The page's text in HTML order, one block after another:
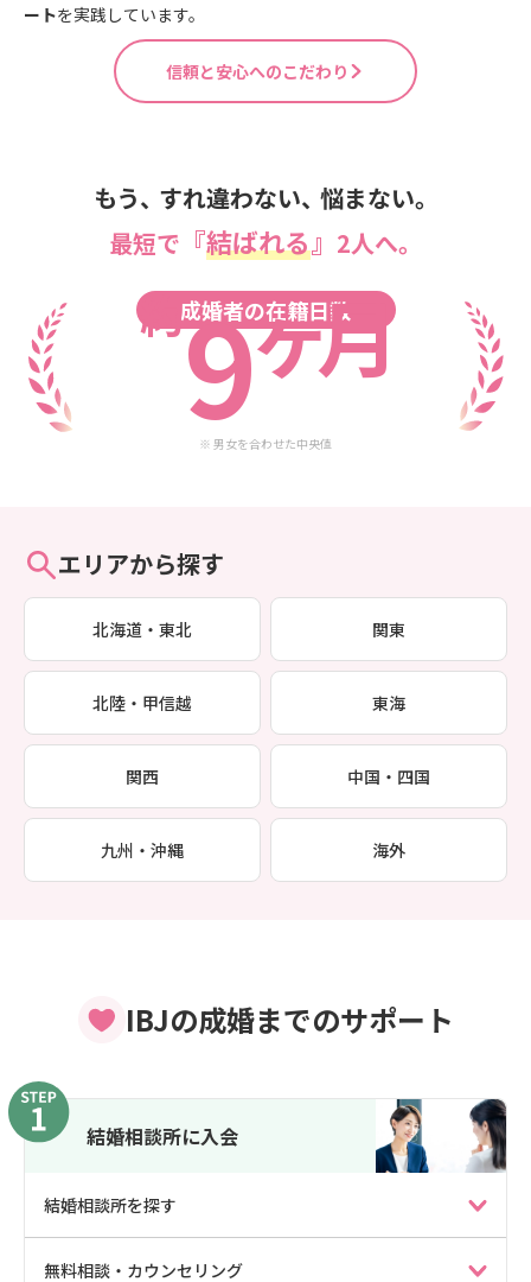
ートを実践しています。
信頼と安心へのこだわり
もう、 すれ違わない、 悩まない。
最短で 『結ばれる』 2人へ。
成婚者の在籍日数
約9ヶ月
※ 男女を合わせた中央値
エリアから探す
北海道・東北 関東
北陸・甲信越 東海
関西 中国・四国
九州・沖縄 海外
IBJの成婚までのサポート
結婚相談所に入会
結婚相談所を探す
無料相談・カウンセリング